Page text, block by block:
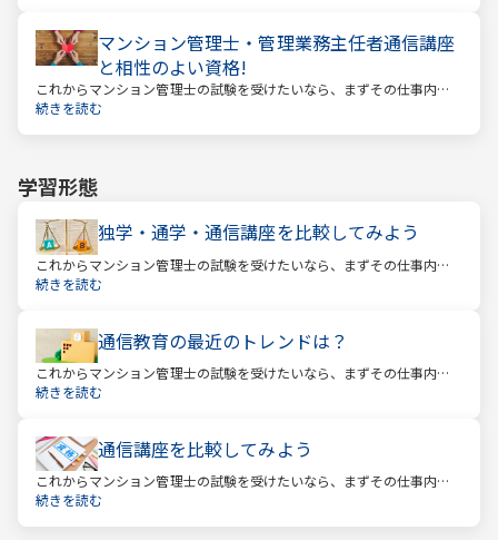
マンション管理士・管理業務主任者通信講座
と相性のよい資格!
これからマンション管理士の試験を受けたいなら、まずその仕事内容
を確かめましょう。この仕事では、マンション管理組合の総合的なサ
続きを読む
学習形態
独学・通学・通信講座を比較してみよう
これからマンション管理士の試験を受けたいなら、まずその仕事内容
を確かめましょう。この仕事では、マンション管理組合の総合的なサ
続きを読む
通信教育の最近のトレンドは？
これからマンション管理士の試験を受けたいなら、まずその仕事内容
を確かめましょう。この仕事では、マンション管理組合の総合的なサ
続きを読む
通信講座を比較してみよう
これからマンション管理士の試験を受けたいなら、まずその仕事内容
を確かめましょう。この仕事では、マンション管理組合の総合的なサ
続きを読む